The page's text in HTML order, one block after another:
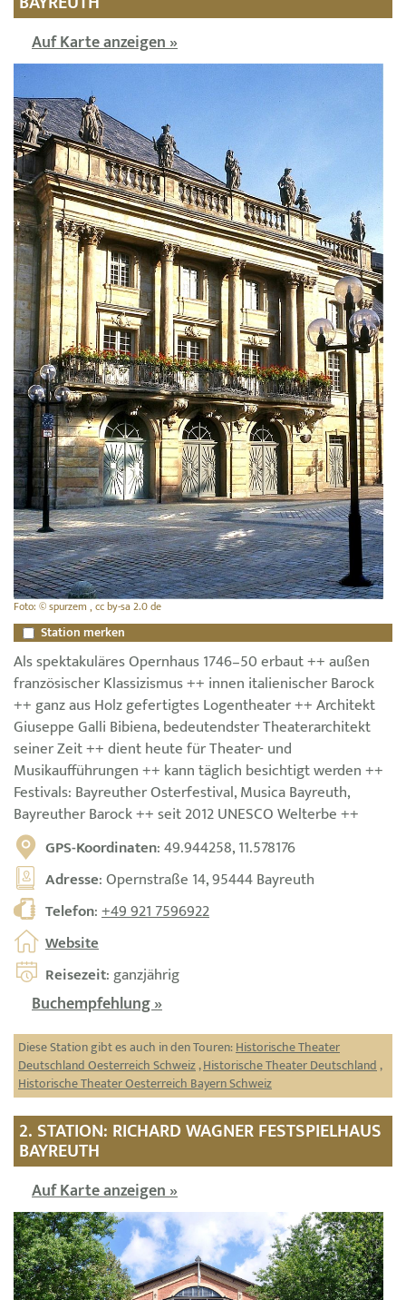
Auf Karte anzeigen »
Foto: © spurzem , cc by-sa 2.0 de
Station merken
Als spektakuläres Opernhaus 1746–50 erbaut ++ außen
französischer Klassizismus ++ innen italienischer Barock
++ ganz aus Holz gefertigtes Logentheater ++ Architekt
Giuseppe Galli Bibiena, bedeutendster Theaterarchitekt
seiner Zeit ++ dient heute für Theater- und
Musikaufführungen ++ kann täglich besichtigt werden ++
Festivals: Bayreuther Osterfestival, Musica Bayreuth,
Bayreuther Barock ++ seit 2012 UNESCO Welterbe ++
GPS-Koordinaten: 49.944258, 11.578176
Adresse: Opernstraße 14, 95444 Bayreuth
Telefon:+49 921 7596922
Website
Reisezeit: ganzjährig
Buchempfehlung »
Diese Station gibt es auch in den Touren:Historische Theater
Deutschland Oesterreich Schweiz,Historische Theater Deutschland,
Historische Theater Oesterreich Bayern Schweiz
2. STATION: RICHARD WAGNER FESTSPIELHAUS
BAYREUTH
Auf Karte anzeigen »